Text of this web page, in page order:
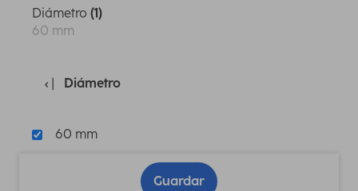
Diámetro (1)
60 mm
Diámetro
60 mm
Guardar